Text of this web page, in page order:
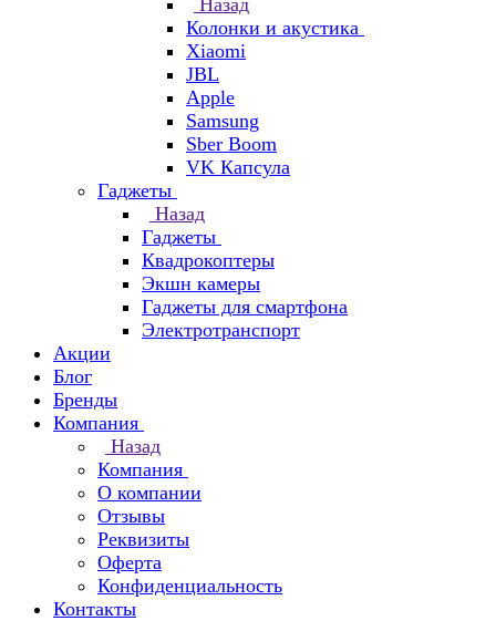
Назад
Колонки и акустика
Xiaomi
JBL
Apple
Samsung
Sber Boom
VK Капсула
Гаджеты
Назад
Гаджеты
Квадрокоптеры
Экшн камеры
Гаджеты для смартфона
Электротранспорт
Акции
Блог
Бренды
Компания
Назад
Компания
О компании
Отзывы
Реквизиты
Оферта
Конфиденциальность
Контакты